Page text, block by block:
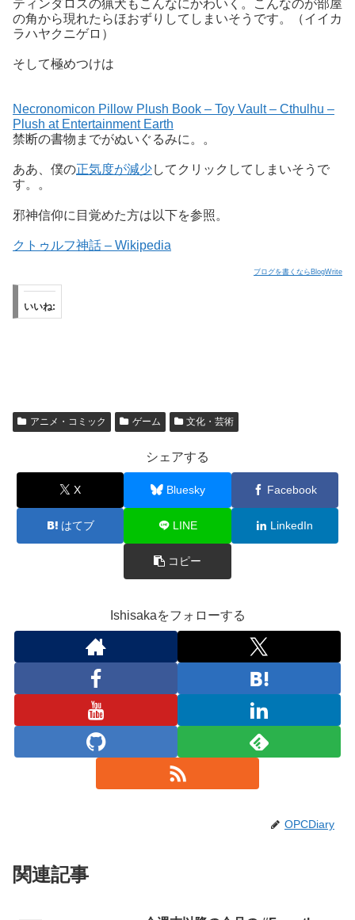
ティンダロスの猟犬もこんなにかわいく。こんなのが部屋
の角から現れたらほおずりしてしまいそうです。（イイカ
ラハヤクニゲロ）
そして極めつけは
Necronomicon Pillow Plush Book – Toy Vault – Cthulhu –
Plush at Entertainment Earth
禁断の書物までがぬいぐるみに。。
ああ、僕の正気度が減少してクリックしてしまいそうで
す。。
邪神信仰に目覚めた方は以下を参照。
クトゥルフ神話 – Wikipedia
ブログを書くならBlogWrite
いいね:
アニメ・コミック ゲーム 文化・芸術
シェアする
X Bluesky Facebook
はてブ LINE LinkedIn
コピー
Ishisakaをフォローする
OPCDiary
関連記事